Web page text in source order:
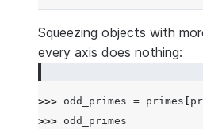
Squeezing objects with
every axis does nothing:
>>> odd_primes = primes
>>> odd_primes